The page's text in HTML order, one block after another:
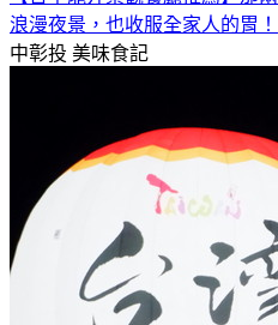
浪漫夜景，也收服全家人的胃！
中彰投 美味食記